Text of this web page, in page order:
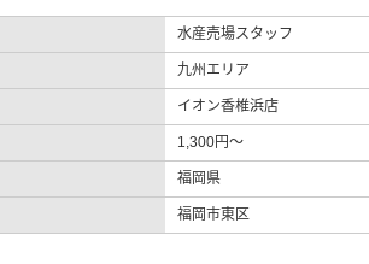
水産売場スタッフ
九州エリア
イオン香椎浜店
1,300円～
福岡県
福岡市東区